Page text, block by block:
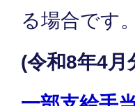
る場合です。
(令和8年4月